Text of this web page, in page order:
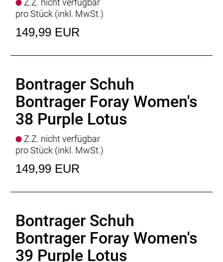
pro Stück (inkl. MwSt.)
149,99 EUR
Bontrager Schuh
Bontrager Foray Women's
38 Purple Lotus
Z.Z. nicht verfügbar
pro Stück (inkl. MwSt.)
149,99 EUR
Bontrager Schuh
Bontrager Foray Women's
39 Purple Lotus